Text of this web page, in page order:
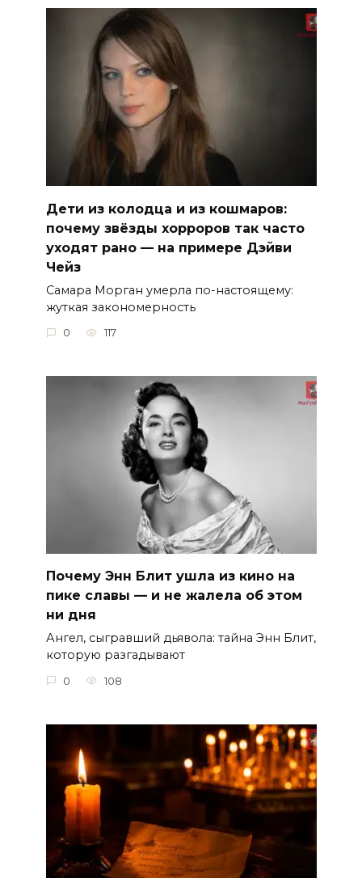
Дети из колодца и из кошмаров:
почему звёзды хорроров так часто
уходят рано — на примере Дэйви
Чейз
Самара Морган умерла по-настоящему:
жуткая закономерность
0 117
Почему Энн Блит ушла из кино на
пике славы — и не жалела об этом
ни дня
Ангел, сыгравший дьявола: тайна Энн Блит,
которую разгадывают
0 108